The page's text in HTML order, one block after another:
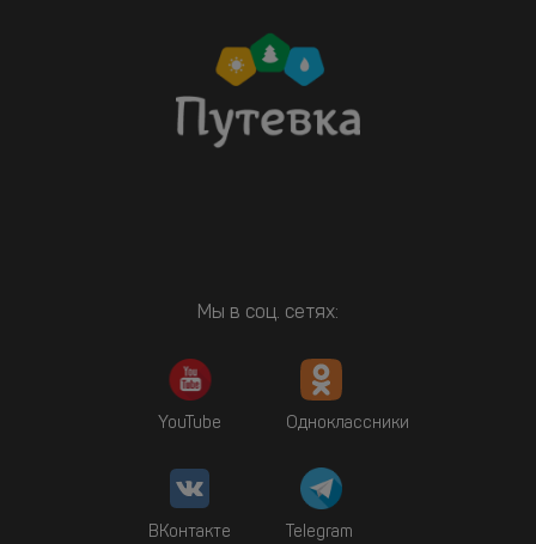
Мы в соц. сетях:
YouTube Одноклассники
ВКонтакте Telegram